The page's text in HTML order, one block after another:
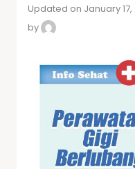
Updated on January 17,
by